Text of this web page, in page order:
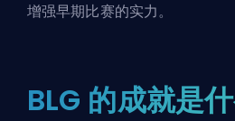
增强早期比赛的实力。
BLG 的成就是